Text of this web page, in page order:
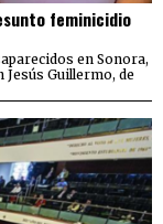
feminicidio
en Sonora,
Jesús Guillermo, de